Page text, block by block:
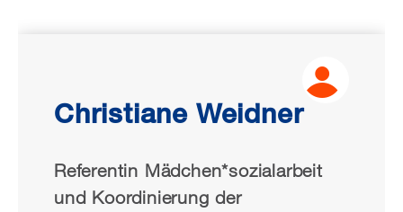
Christiane Weidner
Referentin Mädchen*sozialarbeit
und Koordinierung der